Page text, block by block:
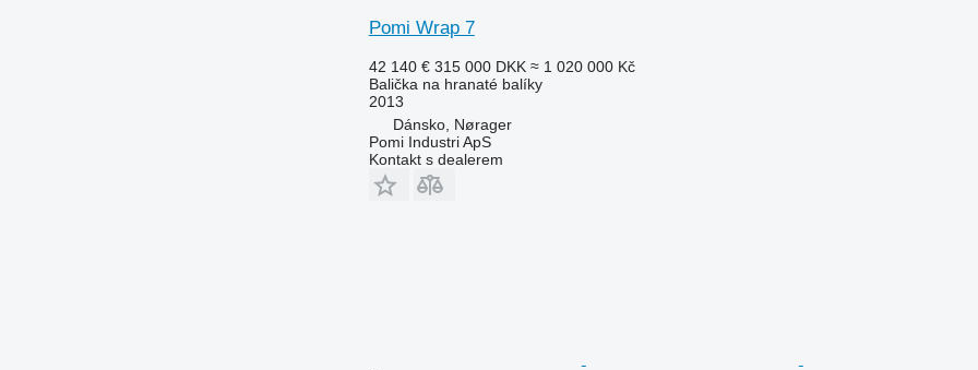
Pomi Wrap 7
42 140 € 315 000 DKK ≈ 1 020 000 Kč
Balička na hranaté balíky
2013
Dánsko, Nørager
Pomi Industri ApS
Kontakt s dealerem